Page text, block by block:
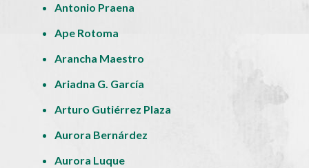
Antonio Praena
Ape Rotoma
Arancha Maestro
Ariadna G. García
Arturo Gutiérrez Plaza
Aurora Bernárdez
Aurora Luque